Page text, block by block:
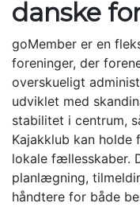
danske
goMember er en
foreninger, der
overskueligt
udviklet med
stabilitet i centrum,
Kajakklub kan
lokale fællesskaber.
planlægning,
håndtere for både